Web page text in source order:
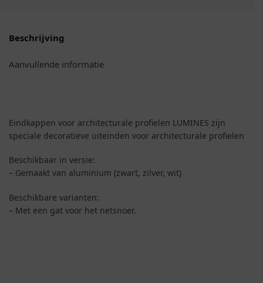
Beschrijving
Aanvullende informatie
Eindkappen voor architecturale profielen LUMINES zijn
speciale decoratieve uiteinden voor architecturale profielen
Beschikbaar in versie:
– Gemaakt van aluminium (zwart, zilver, wit)
Beschikbare varianten:
– Met een gat voor het netsnoer.